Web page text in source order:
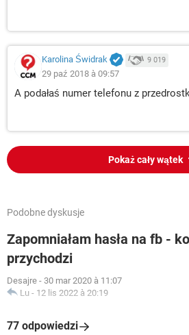
Karolina Świdrak 9 019
29 paź 2018 à 09:57
A podałaś numer telefonu z
Pokaż cały wątek
Podobne dyskusje
Zapomniałam hasła na fb -
przychodzi
Desajre - 30 mar 2020 à 11:07
Lu - 12 lis 2022 à 20:19
77 odpowiedzi